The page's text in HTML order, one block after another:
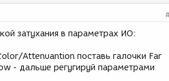
затухания в параметрах ИО:
Attenuantion поставь галочки Far
- дальше регугируй параметрами